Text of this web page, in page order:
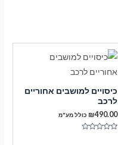
כיסויים למושבים אחוריים
לרכב
₪490.00 כולל מע"מ